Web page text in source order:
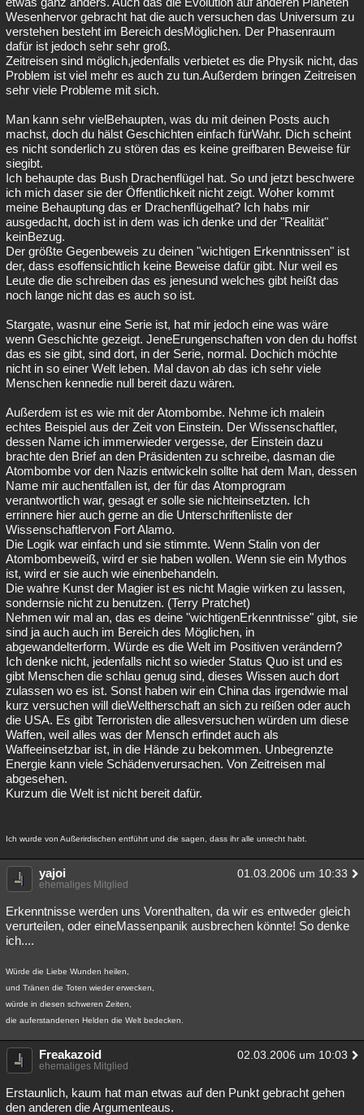
Wesenhervor gebracht hat die auch versuchen das Universum zu
verstehen besteht im Bereich desMöglichen. Der Phasenraum
dafür ist jedoch sehr sehr groß.
Zeitreisen sind möglich,jedenfalls verbietet es die Physik nicht, das
Problem ist viel mehr es auch zu tun.Außerdem bringen Zeitreisen
sehr viele Probleme mit sich.
Man kann sehr vielBehaupten, was du mit deinen Posts auch
machst, doch du hälst Geschichten einfach fürWahr. Dich scheint
es nicht sonderlich zu stören das es keine greifbaren Beweise für
siegibt.
Ich behaupte das Bush Drachenflügel hat. So und jetzt beschwere
ich mich daser sie der Öffentlichkeit nicht zeigt. Woher kommt
meine Behauptung das er Drachenflügelhat? Ich habs mir
ausgedacht, doch ist in dem was ich denke und der "Realität"
keinBezug.
Der größte Gegenbeweis zu deinen "wichtigen Erkenntnissen" ist
der, dass esoffensichtlich keine Beweise dafür gibt. Nur weil es
Leute die die schreiben das es jenesund welches gibt heißt das
noch lange nicht das es auch so ist.
Stargate, wasnur eine Serie ist, hat mir jedoch eine was wäre
wenn Geschichte gezeigt. JeneErungenschaften von den du hoffst
das es sie gibt, sind dort, in der Serie, normal. Dochich möchte
nicht in so einer Welt leben. Mal davon ab das ich sehr viele
Menschen kennedie null bereit dazu wären.
Außerdem ist es wie mit der Atombombe. Nehme ich malein
echtes Beispiel aus der Zeit von Einstein. Der Wissenschaftler,
dessen Name ich immerwieder vergesse, der Einstein dazu
brachte den Brief an den Präsidenten zu schreibe, dasman die
Atombombe vor den Nazis entwickeln sollte hat dem Man, dessen
Name mir auchentfallen ist, der für das Atomprogram
verantwortlich war, gesagt er solle sie nichteinsetzten. Ich
errinnere hier auch gerne an die Unterschriftenliste der
Wissenschaftlervon Fort Alamo.
Die Logik war einfach und sie stimmte. Wenn Stalin von der
Atombombeweiß, wird er sie haben wollen. Wenn sie ein Mythos
ist, wird er sie auch wie einenbehandeln.
Die wahre Kunst der Magier ist es nicht Magie wirken zu lassen,
sondernsie nicht zu benutzen. (Terry Pratchet)
Nehmen wir mal an, das es deine "wichtigenErkenntnisse" gibt, sie
sind ja auch auch im Bereich des Möglichen, in
abgewandelterform. Würde es die Welt im Positiven verändern?
Ich denke nicht, jedenfalls nicht so wieder Status Quo ist und es
gibt Menschen die schlau genug sind, dieses Wissen auch dort
zulassen wo es ist. Sonst haben wir ein China das irgendwie mal
kurz versuchen will dieWeltherschaft an sich zu reißen oder auch
die USA. Es gibt Terroristen die allesversuchen würden um diese
Waffen, weil alles was der Mensch erfindet auch als
Waffeeinsetzbar ist, in die Hände zu bekommen. Unbegrenzte
Energie kann viele Schädenverursachen. Von Zeitreisen mal
abgesehen.
Kurzum die Welt ist nicht bereit dafür.
Ich wurde von Außerirdischen entführt und die sagen, dass ihr alle unrecht habt.
yajoi 01.03.2006 um 10:33
ehemaliges Mitglied
Erkenntnisse werden uns Vorenthalten, da wir es entweder gleich
verurteilen, oder eineMassenpanik ausbrechen könnte! So denke
ich....
Würde die Liebe Wunden heilen,
und Tränen die Toten wieder erwecken,
würde in diesen schweren Zeiten,
die auferstandenen Helden die Welt bedecken.
Freakazoid 02.03.2006 um 10:03
ehemaliges Mitglied
Erstaunlich, kaum hat man etwas auf den Punkt gebracht gehen
den anderen die Argumenteaus.